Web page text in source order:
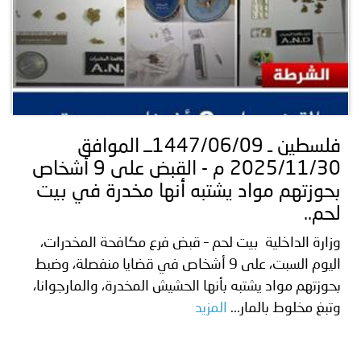
فلسطين ـ 1447/06/09ــ الموافق
2025/11/30 م - القبض على 9 أشخاص
بحوزتهم مواد يشتبه أنها مخدرة في بيت
لحم..
وزارة الداخلية بيت لحم – قبض فرع مكافحة المخدرات،
اليوم السبت، على 9 أشخاص في قضايا منفصلة، وضبط
بحوزتهم مواد يشتبه بأنها الحشيش المخدرة، والمارجوانا،
وتبغ مخلوط بالمار...
المزيد